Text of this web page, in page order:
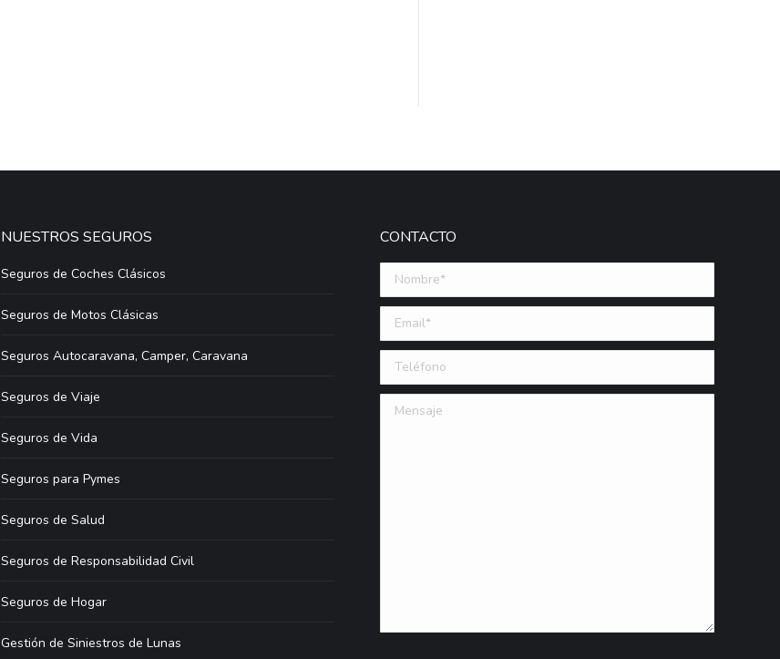
NUESTROS SEGUROS
Seguros de Coches Clásicos
Seguros de Motos Clásicas
Seguros Autocaravana, Camper, Caravana
Seguros de Viaje
Seguros de Vida
Seguros para Pymes
Seguros de Salud
Seguros de Responsabilidad Civil
Seguros de Hogar
Gestión de Siniestros de Lunas
CONTACTO
Nombre *
Email (requerido)
Teléfono
Mensaje